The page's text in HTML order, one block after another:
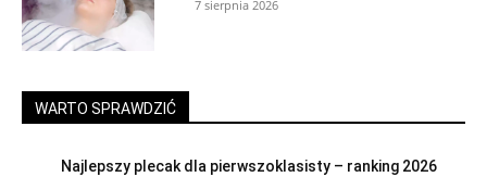
7 sierpnia 2026
WARTO SPRAWDZIĆ
Najlepszy plecak dla pierwszoklasisty – ranking 2026